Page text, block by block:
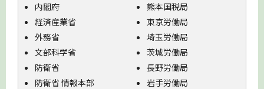
内閣府
経済産業省
外務省
文部科学省
防衛省
防衛省 情報本部
熊本国税局
東京労働局
埼玉労働局
茨城労働局
長野労働局
岩手労働局